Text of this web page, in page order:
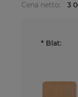
Cena netto: 3
* Blat: